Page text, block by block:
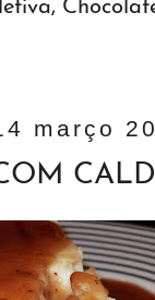
,
março